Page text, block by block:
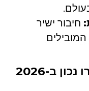
חיבור ישיר
ב-2026